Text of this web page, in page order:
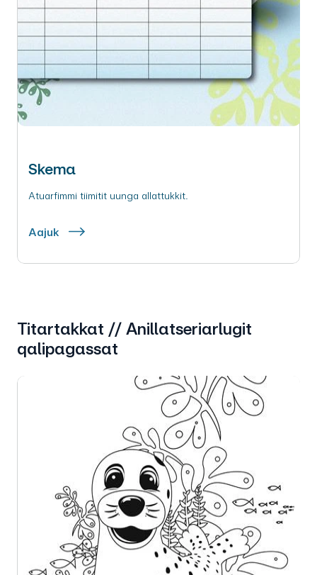
Skema
Atuarfimmi tiimitit uunga allattukkit.
Aajuk
Titartakkat // Anillatseriarlugit
qalipagassat